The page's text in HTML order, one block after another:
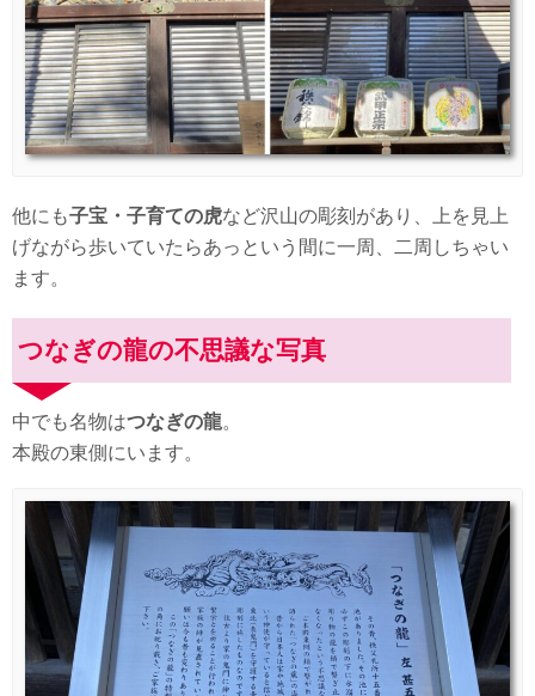
他にも子宝・子育ての虎など沢山の彫刻があり、上を見上
げながら歩いていたらあっという間に一周、二周しちゃい
ます。
つなぎの龍の不思議な写真
中でも名物はつなぎの龍。
本殿の東側にいます。